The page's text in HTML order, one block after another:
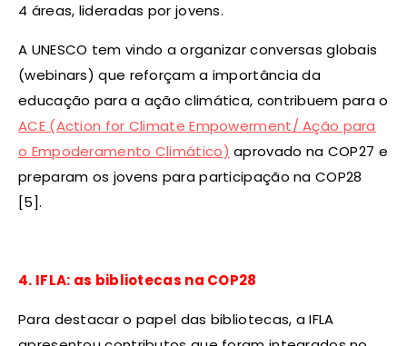
4 áreas, lideradas por jovens.
A UNESCO tem vindo a organizar conversas globais
(webinars) que reforçam a importância da
educação para a ação climática, contribuem para o
ACE (Action for Climate Empowerment/ Ação para
o Empoderamento Climático) aprovado na COP27 e
preparam os jovens para participação na COP28
[5].
4. IFLA: as bibliotecas na COP28
Para destacar o papel das bibliotecas, a IFLA